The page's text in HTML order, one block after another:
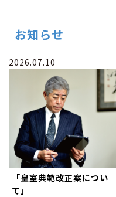
お知らせ
2026.07.10
「皇室典範改正案につい
て」